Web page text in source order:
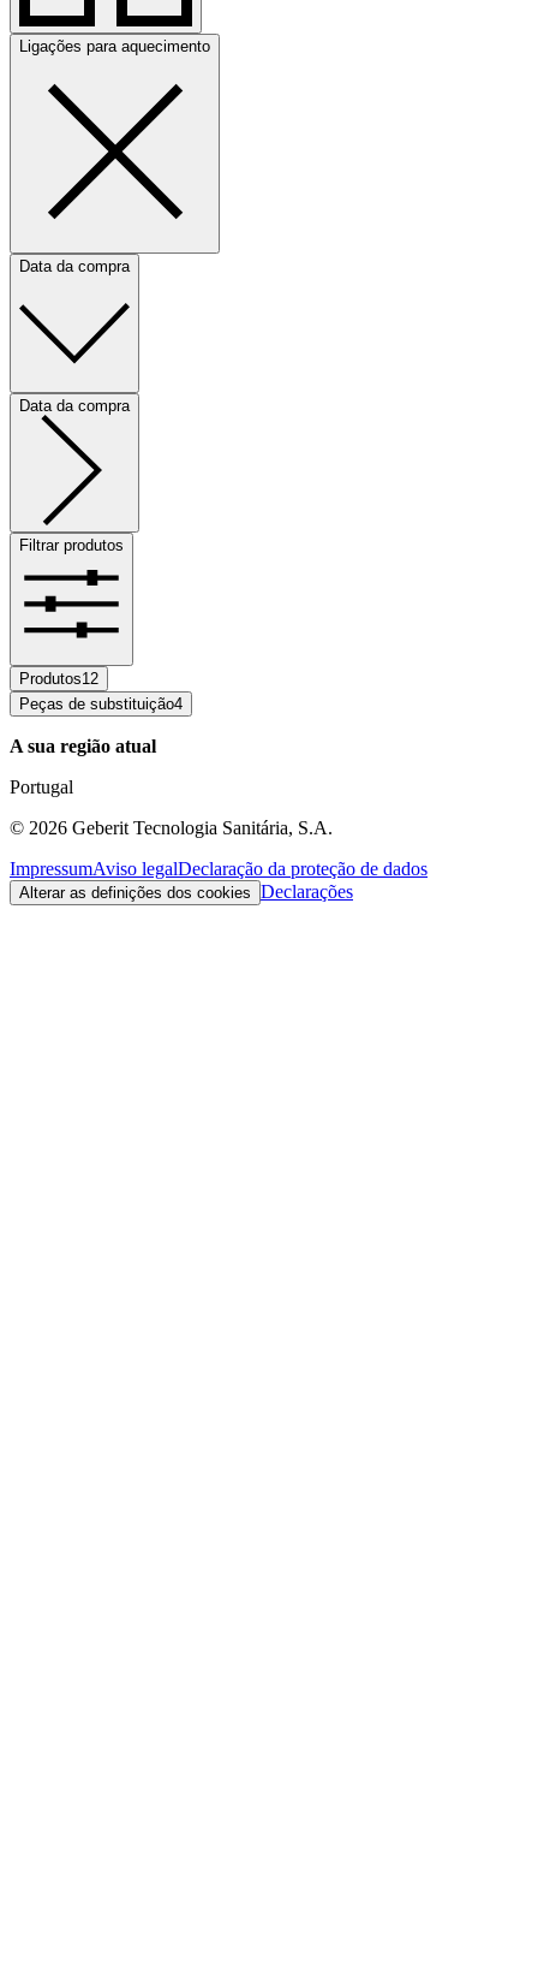
Ligações para aquecimento
Data da compra
Data da compra
Filtrar produtos
Produtos12
Peças de substituição4
A sua região atual
Portugal
© 2026 Geberit Tecnologia Sanitária, S.A.
ImpressumAviso legalDeclaração da proteção de dados
Alterar as definições dos cookies Declarações